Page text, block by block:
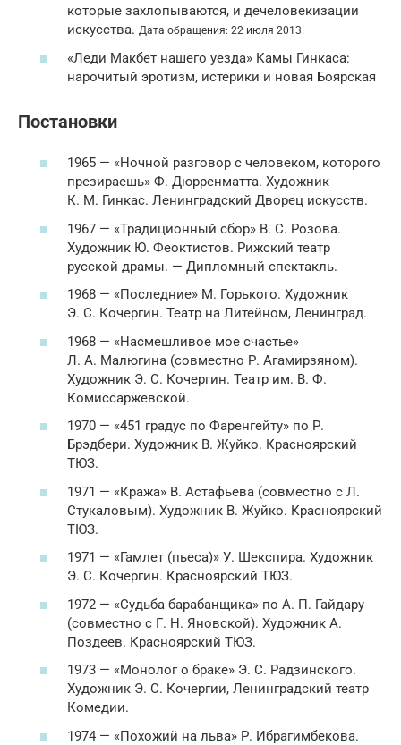
которые захлопываются, и дечеловекизации
искусства. Дата обращения: 22 июля 2013.
«Леди Макбет нашего уезда» Камы Гинкаса:
нарочитый эротизм, истерики и новая Боярская
Постановки
1965 — «Ночной разговор с человеком, которого
презираешь» Ф. Дюрренматта. Художник
К. М. Гинкас. Ленинградский Дворец искусств.
1967 — «Традиционный сбор» В. С. Розова.
Художник Ю. Феоктистов. Рижский театр
русской драмы. — Дипломный спектакль.
1968 — «Последние» М. Горького. Художник
Э. С. Кочергин. Театр на Литейном, Ленинград.
1968 — «Насмешливое мое счастье»
Л. А. Малюгина (совместно Р. Агамирзяном).
Художник Э. С. Кочергин. Театр им. В. Ф.
Комиссаржевской.
1970 — «451 градус по Фаренгейту» по Р.
Брэдбери. Художник В. Жуйко. Красноярский
ТЮЗ.
1971 — «Кража» В. Астафьева (совместно с Л.
Стукаловым). Художник В. Жуйко. Красноярский
ТЮЗ.
1971 — «Гамлет (пьеса)» У. Шекспира. Художник
Э. С. Кочергин. Красноярский ТЮЗ.
1972 — «Судьба барабанщика» по А. П. Гайдару
(совместно с Г. Н. Яновской). Художник А.
Поздеев. Красноярский ТЮЗ.
1973 — «Монолог о браке» Э. С. Радзинского.
Художник Э. С. Кочергии, Ленинградский театр
Комедии.
1974 — «Похожий на льва» Р. Ибрагимбекова.